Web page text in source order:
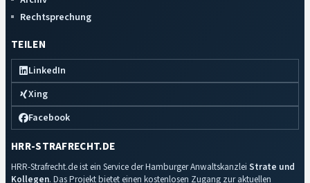
Rechtsprechung
TEILEN
LinkedIn
Xing
Facebook
HRR-STRAFRECHT.DE
HRR-Strafrecht.de ist ein Service der Hamburger Anwaltskanzlei Strate und
Kollegen. Das Projekt bietet einen kostenlosen Zugang zur aktuellen